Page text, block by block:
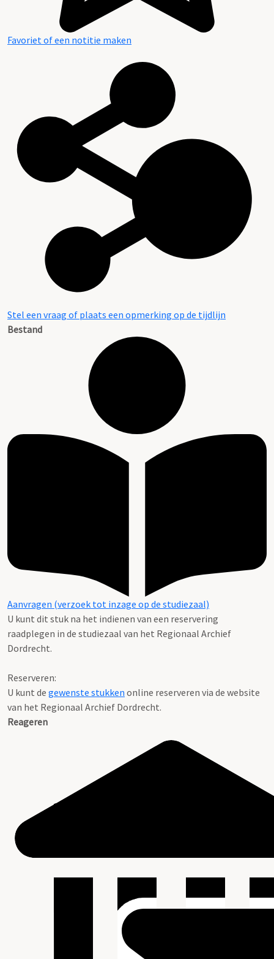
Favoriet of een notitie maken
Stel een vraag of plaats een opmerking op de tijdlijn
Bestand
Aanvragen (verzoek tot inzage op de studiezaal)
U kunt dit stuk na het indienen van een reservering
raadplegen in de studiezaal van het Regionaal Archief
Dordrecht.
Reserveren:
U kunt de gewenste stukken online reserveren via de website
van het Regionaal Archief Dordrecht.
Reageren